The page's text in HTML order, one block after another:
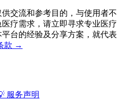
交流和参考目的，与使用者不
疗需求，请立即寻求专业医疗
台的经验及分享方案，就代表
款 →
服务声明